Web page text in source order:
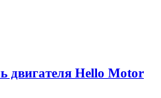
двигателя Hello Motor